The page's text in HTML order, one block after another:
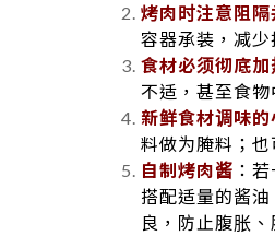
烤肉时注意阻
容器承装，减
食材必须彻底
不适，甚至食物
新鲜食材调味的
料做为腌料；
自制烤肉酱 ：
搭配适量的酱
良，防止腹胀